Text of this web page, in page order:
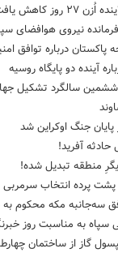
کاهش یافت
نیروی هوافضای
پاکستان درباره توافق
آینده دو پایگاه روسیه
سالگرد تشکیل
پایان جنگ اوکراین شد
آفرید!
منطقه تبدیل شده!
پرده انتخاب سرمربی
سه‌جانبه مکه محکوم
سپاه به مناسبت روز
گاز از ساختمان